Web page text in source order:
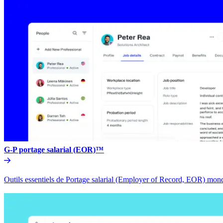
G-P portage salarial (EOR)™​​
Outils essentiels de Portage salarial (Employer of Record, EOR)